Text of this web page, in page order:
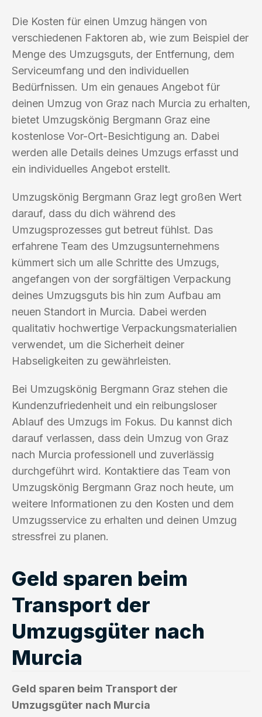
Die Kosten für einen Umzug hängen von
verschiedenen Faktoren ab, wie zum Beispiel der
Menge des Umzugsguts, der Entfernung, dem
Serviceumfang und den individuellen
Bedürfnissen. Um ein genaues Angebot für
deinen Umzug von Graz nach Murcia zu erhalten,
bietet Umzugskönig Bergmann Graz eine
kostenlose Vor-Ort-Besichtigung an. Dabei
werden alle Details deines Umzugs erfasst und
ein individuelles Angebot erstellt.
Umzugskönig Bergmann Graz legt großen Wert
darauf, dass du dich während des
Umzugsprozesses gut betreut fühlst. Das
erfahrene Team des Umzugsunternehmens
kümmert sich um alle Schritte des Umzugs,
angefangen von der sorgfältigen Verpackung
deines Umzugsguts bis hin zum Aufbau am
neuen Standort in Murcia. Dabei werden
qualitativ hochwertige Verpackungsmaterialien
verwendet, um die Sicherheit deiner
Habseligkeiten zu gewährleisten.
Bei Umzugskönig Bergmann Graz stehen die
Kundenzufriedenheit und ein reibungsloser
Ablauf des Umzugs im Fokus. Du kannst dich
darauf verlassen, dass dein Umzug von Graz
nach Murcia professionell und zuverlässig
durchgeführt wird. Kontaktiere das Team von
Umzugskönig Bergmann Graz noch heute, um
weitere Informationen zu den Kosten und dem
Umzugsservice zu erhalten und deinen Umzug
stressfrei zu planen.
Geld sparen beim
Transport der
Umzugsgüter nach
Murcia
Geld sparen beim Transport der
Umzugsgüter nach Murcia